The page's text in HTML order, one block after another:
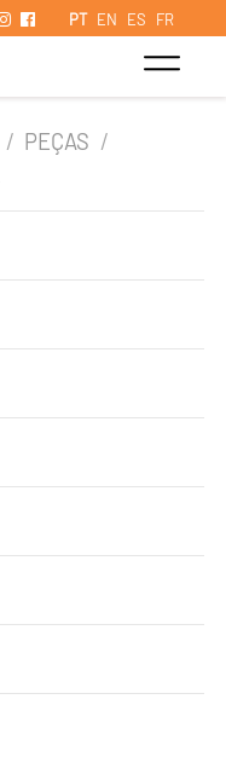
PT EN ES FR
/ PEÇAS /